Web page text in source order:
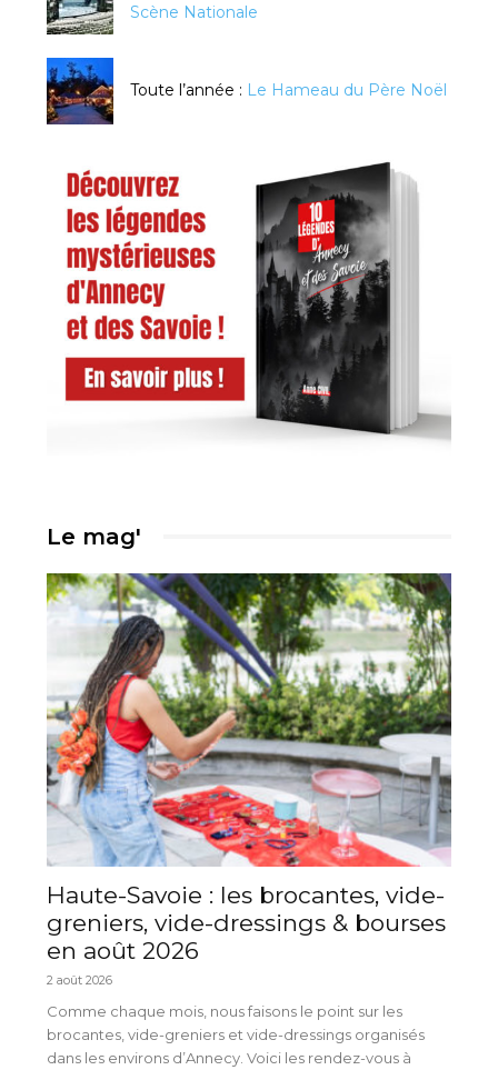
Scène Nationale
Toute l’année : Le Hameau du Père Noël
Le mag'
Haute-Savoie : les brocantes, vide-
greniers, vide-dressings & bourses
en août 2026
2 août 2026
Comme chaque mois, nous faisons le point sur les
brocantes, vide-greniers et vide-dressings organisés
dans les environs d’Annecy. Voici les rendez-vous à